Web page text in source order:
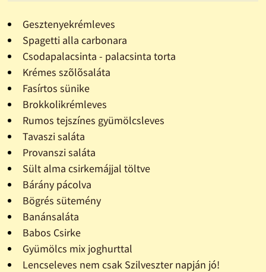
Gesztenyekrémleves
Spagetti alla carbonara
Csodapalacsinta - palacsinta torta
Krémes szõlõsaláta
Fasírtos sünike
Brokkolikrémleves
Rumos tejszínes gyümölcsleves
Tavaszi saláta
Provanszi saláta
Sült alma csirkemájjal töltve
Bárány pácolva
Bögrés sütemény
Banánsaláta
Babos Csirke
Gyümölcs mix joghurttal
Lencseleves nem csak Szilveszter napján jó!